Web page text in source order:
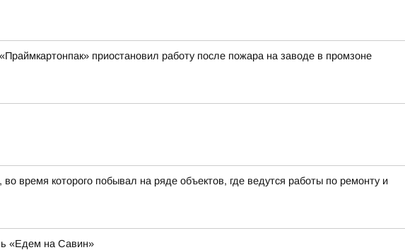
приостановил работу после пожара на заводе в промзоне
время которого побывал на ряде объектов, где ведутся работы по ремонту и
«Едем на Савин»